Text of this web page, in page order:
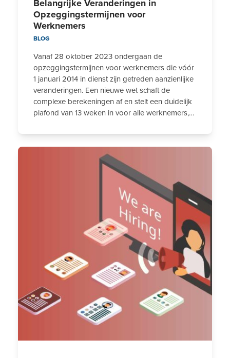
Belangrijke Veranderingen in
Opzeggingstermijnen voor
Werknemers
BLOG
Vanaf 28 oktober 2023 ondergaan de
opzeggingstermijnen voor werknemers die vóór
1 januari 2014 in dienst zijn getreden aanzienlijke
veranderingen. Een nieuwe wet schaft de
complexe berekeningen af en stelt een duidelijk
plafond van 13 weken in voor alle werknemers,…